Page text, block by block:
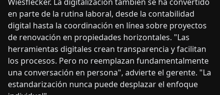
en parte de la rutina laboral, desde la contabilidad
digital hasta la coordinación en línea sobre proyectos
de renovación en propiedades horizontales. "Las
herramientas digitales crean transparencia y facilitan
los procesos. Pero no reemplazan fundamentalmente
una conversación en persona", advierte el gerente. "La
estandarización nunca puede desplazar el enfoque